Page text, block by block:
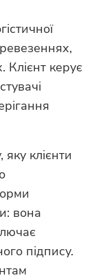
Клієнт керує
клієнти
вона
підпису.